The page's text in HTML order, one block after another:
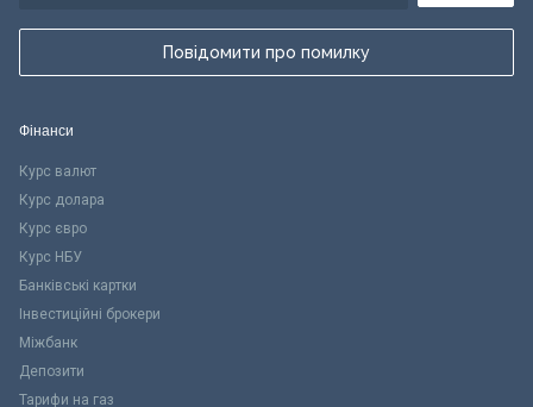
Повідомити про помилку
Фінанси
Курс валют
Курс долара
Курс євро
Курс НБУ
Банківські картки
Інвестиційні брокери
Міжбанк
Депозити
Тарифи на газ